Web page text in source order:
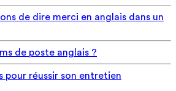
de dire merci en anglais dans un
de poste anglais ?
pour réussir son entretien